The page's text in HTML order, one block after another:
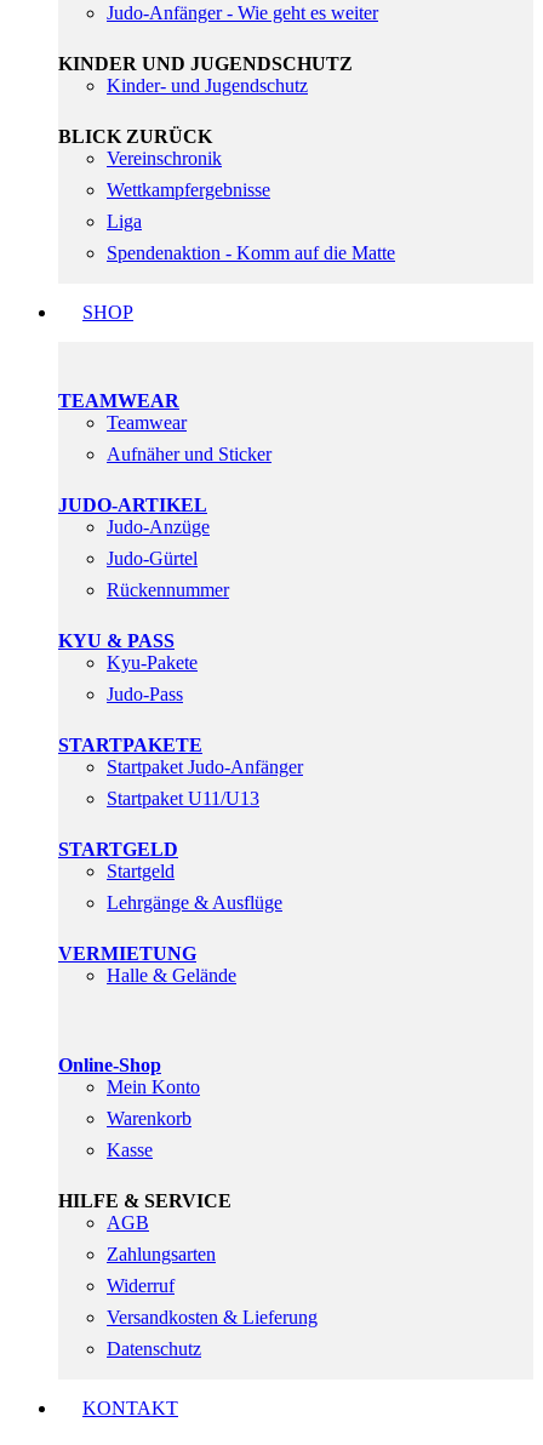
Judo-Anfänger - Wie geht es weiter
KINDER UND JUGENDSCHUTZ
Kinder- und Jugendschutz
BLICK ZURÜCK
Vereinschronik
Wettkampfergebnisse
Liga
Spendenaktion - Komm auf die Matte
SHOP
TEAMWEAR
Teamwear
Aufnäher und Sticker
JUDO-ARTIKEL
Judo-Anzüge
Judo-Gürtel
Rückennummer
KYU & PASS
Kyu-Pakete
Judo-Pass
STARTPAKETE
Startpaket Judo-Anfänger
Startpaket U11/U13
STARTGELD
Startgeld
Lehrgänge & Ausflüge
VERMIETUNG
Halle & Gelände
Online-Shop
Mein Konto
Warenkorb
Kasse
HILFE & SERVICE
AGB
Zahlungsarten
Widerruf
Versandkosten & Lieferung
Datenschutz
KONTAKT